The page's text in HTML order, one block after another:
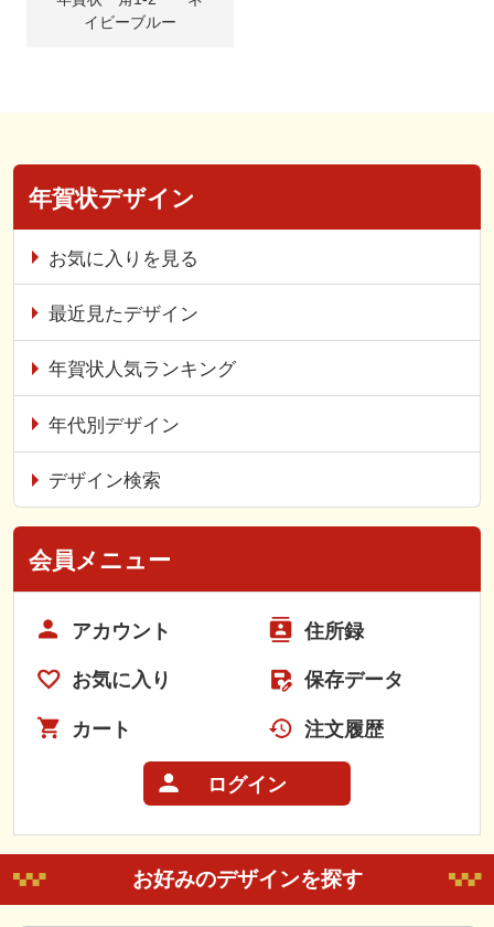
イビーブルー
年賀状デザイン
お気に入りを見る
最近見たデザイン
年賀状人気ランキング
年代別デザイン
デザイン検索
会員メニュー
アカウント 住所録
お気に入り 保存データ
カート 注文履歴
ログイン
お好みのデザインを探す